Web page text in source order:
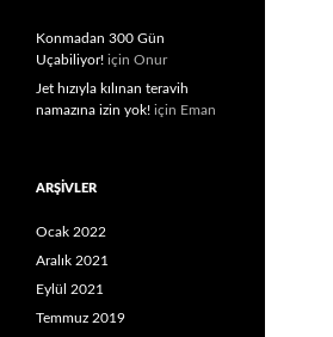
Konmadan 300 Gün
Uçabiliyor! için Onur
Jet hızıyla kılınan teravih
namazına izin yok! için Eman
ARŞIVLER
Ocak 2022
Aralık 2021
Eylül 2021
Temmuz 2019